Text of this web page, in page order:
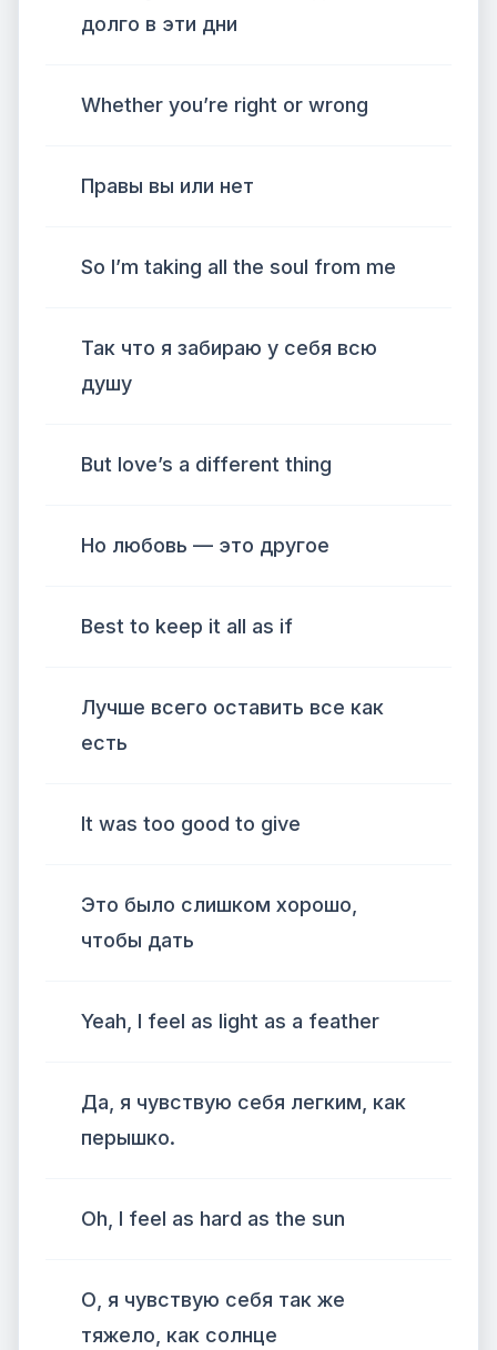
долго в эти дни
Whether you’re right or wrong
Правы вы или нет
So I’m taking all the soul from me
Так что я забираю у себя всю
душу
But love’s a different thing
Но любовь — это другое
Best to keep it all as if
Лучше всего оставить все как
есть
It was too good to give
Это было слишком хорошо,
чтобы дать
Yeah, I feel as light as a feather
Да, я чувствую себя легким, как
перышко.
Oh, I feel as hard as the sun
О, я чувствую себя так же
тяжело, как солнце